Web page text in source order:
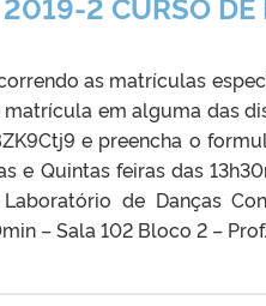
as matrículas
em alguma das
e preencha o
e Quintas feiras das
de Danças
– Sala 102 Bloco 2 –